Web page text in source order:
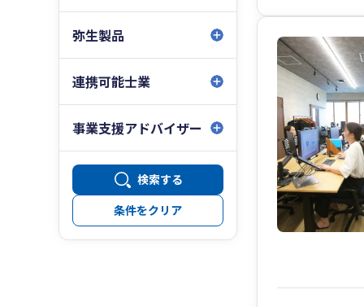
弥生製品
連携可能士業
事業支援アドバイザー
検索する
条件をクリア